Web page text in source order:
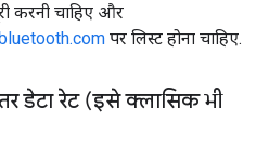
करनी चाहिए और
पर लिस्ट होना चाहिए.
डेटा रेट (इसे क्लासिक भी